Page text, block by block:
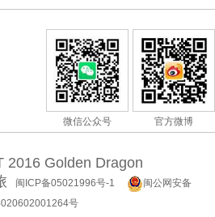
微信公众号 官方微博
2016 Golden Dragon
闽ICP备05021996号-1
闽公网安备
号